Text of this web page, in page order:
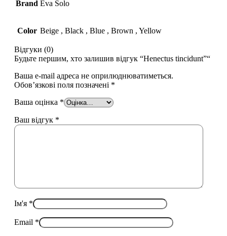
Brand Eva Solo
Color Beige , Black , Blue , Brown , Yellow
Відгуки (0)
Будьте першим, хто залишив відгук “Henectus tincidunt”“
Ваша e-mail адреса не оприлюднюватиметься.
Обов’язкові поля позначені *
Ваша оцінка *
Ваш відгук *
Ім'я *
Email *